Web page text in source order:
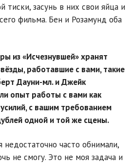
тиски, засунь в них свои яйца и
фильма. Бен и Розамунд оба
из «Исчезнувшей» хранят
работавшие с вами, такие
Дауни-мл. и Джейк
опыт работы с вами как
с вашим требованием
одной и той же сцены.
недостаточно часто обнимали,
не смогу. Это не моя задача и